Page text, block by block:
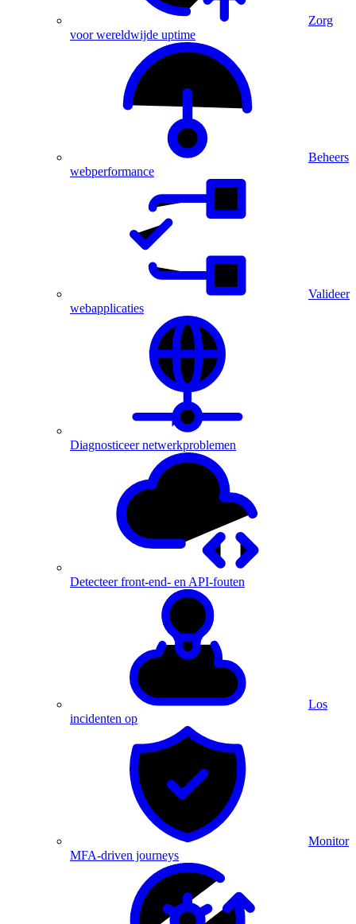
Zorg
voor wereldwijde uptime
Beheers
webperformance
Valideer
webapplicaties
Diagnosticeer netwerkproblemen
Detecteer front-end- en API-fouten
Los
incidenten op
Monitor
MFA-driven journeys